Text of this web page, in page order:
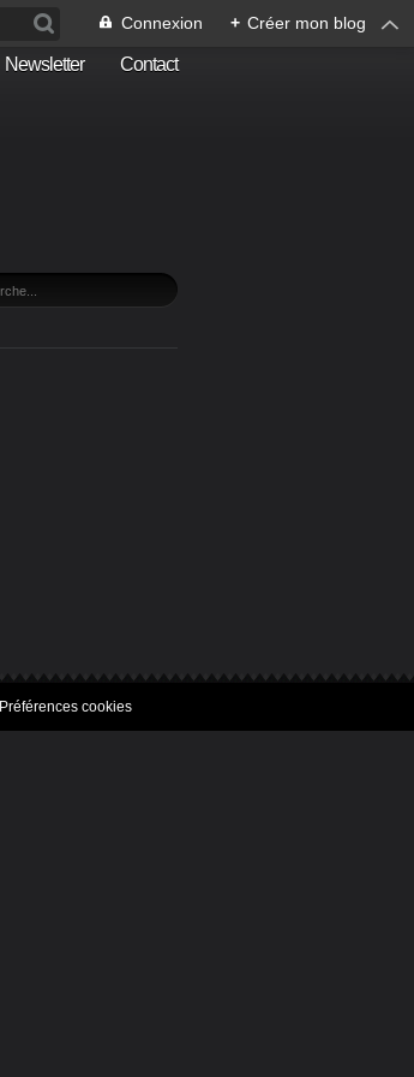
Connexion + Créer mon blog
Newsletter Contact
Préférences cookies